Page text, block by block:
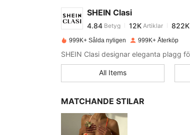
SHEIN Clasi
a***6 betalade1 dag sedan
4.84 12K 822K
999K+ Sålda nyligen 999K+ Återköp
All Items
MATCHANDE STILAR